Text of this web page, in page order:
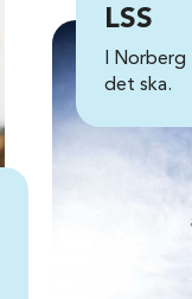
LSS
I
det ska.